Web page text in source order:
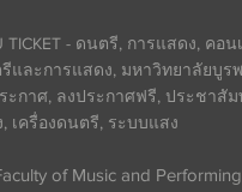
TICKET - ดนตรี, การแสดง, คอ
และการแสดง, มหาวิทยาลัยบูร
ะกาศ, ลงประกาศฟรี, ประชาสั
, เครื่องดนตรี, ระบบแสง
of Music and